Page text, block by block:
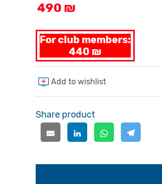
490 ₪
For club members:
440 ₪
Share product